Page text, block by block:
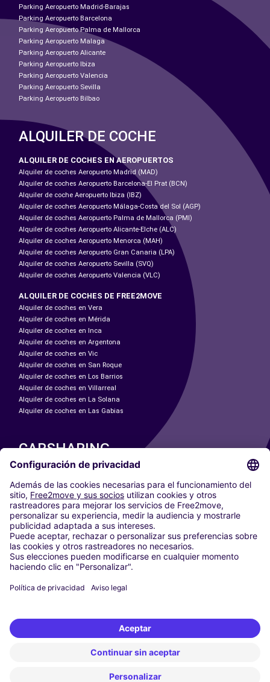
Parking Aeropuerto Madrid-Barajas
Parking Aeropuerto Barcelona
Parking Aeropuerto Palma de Mallorca
Parking Aeropuerto Malaga
Parking Aeropuerto Alicante
Parking Aeropuerto Ibiza
Parking Aeropuerto Valencia
Parking Aeropuerto Sevilla
Parking Aeropuerto Bilbao
ALQUILER DE COCHE
ALQUILER DE COCHES EN AEROPUERTOS
Alquiler de coches Aeropuerto Madrid (MAD)
Alquiler de coches Aeropuerto Barcelona-El Prat (BCN)
Alquiler de coche Aeropuerto Ibiza (IBZ)
Alquiler de coches Aeropuerto Málaga-Costa del Sol (AGP)
Alquiler de coches Aeropuerto Palma de Mallorca (PMI)
Alquiler de coches Aeropuerto Alicante-Elche (ALC)
Alquiler de coches Aeropuerto Menorca (MAH)
Alquiler de coches Aeropuerto Gran Canaria (LPA)
Alquiler de coches Aeropuerto Sevilla (SVQ)
Alquiler de coches Aeropuerto Valencia (VLC)
ALQUILER DE COCHES DE FREE2MOVE
Alquiler de coches en Vera
Alquiler de coches en Mérida
Alquiler de coches en Inca
Alquiler de coches en Argentona
Alquiler de coches en Vic
Alquiler de coches en San Roque
Alquiler de coches en Los Barrios
Alquiler de coches en Villarreal
Alquiler de coches en La Solana
Alquiler de coches en Las Gabias
CARSHARING
NUESTRAS CIUDADES
Paris
Madrid
Washington DC
Milán
Roma
Turín
Viena
Berlín
Düsseldorf